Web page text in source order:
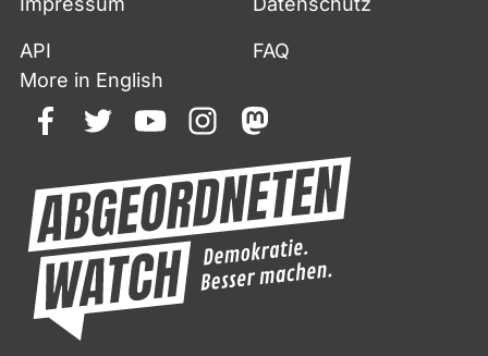
API
FAQ
More in English
facebooktwitteryoutubeinstagrammastodon